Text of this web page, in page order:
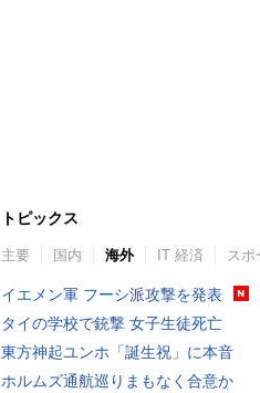
トピックス
主要 国内 海外 IT 経済 スポ
イエメン軍 フーシ派攻撃を発表
タイの学校で銃撃 女子生徒死亡
東方神起ユンホ「誕生祝」に本音
ホルムズ通航巡りまもなく合意か